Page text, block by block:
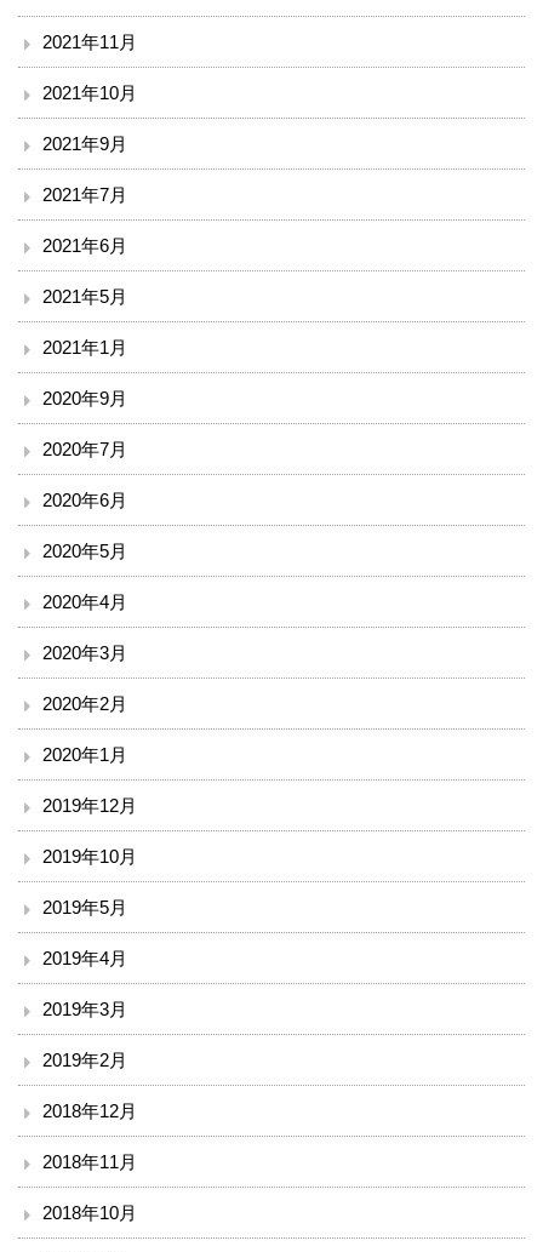
漢方・疼痛緩和科
ドック・健診
地域連携・相談
地域医療連携室
患者相談窓口
その他
赤十字講習・講演会等のお知らせ
ボランティア
治験事務局
入札情報
南斗六星研修ネットひろしま（広島中山間地病院連携）
備北メディカルネットワーク
リンク
2021年11月
2021年10月
2021年9月
2021年7月
2021年6月
2021年5月
2021年1月
2020年9月
2020年7月
2020年6月
2020年5月
2020年4月
2020年3月
2020年2月
2020年1月
2019年12月
2019年10月
2019年5月
2019年4月
2019年3月
2019年2月
2018年12月
2018年11月
2018年10月